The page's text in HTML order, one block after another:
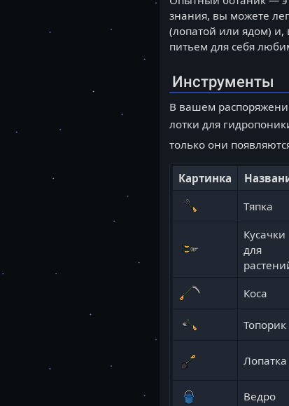
знания, вы можете
(лопатой или ядом) и,
питьем для себя
Инструменты
В вашем
лотки для
только они
Картинка
Тяпка
Кусачки
для
Коса
Топорик
Лопатка
Ведро